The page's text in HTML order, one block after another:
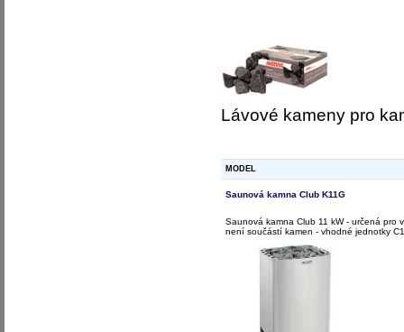
Lávové kameny pro
MODEL
Saunová kamna Club K11G
Saunová kamna Club 11 kW - určená
není součástí kamen - vhodné jednotky